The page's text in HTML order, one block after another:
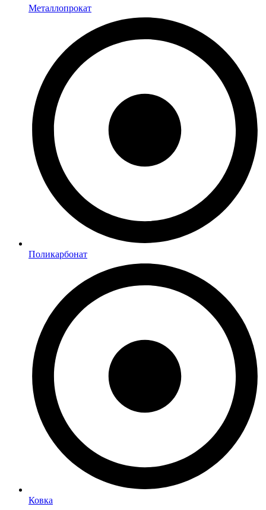
Металлопрокат
Поликарбонат
Ковка